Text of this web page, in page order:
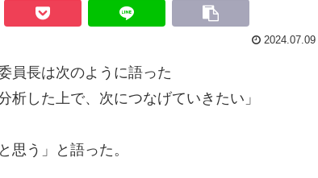
2024.07.09
員長は次のように語った
析した上で、次につなげていきたい」
思う」と語った。